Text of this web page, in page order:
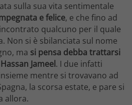
sulla sua vita sentimentale
e felice, e che fino ad
qualcuno per il quale
Non si è sbilanciata sul nome
ma si pensa debba trattarsi
Jameel. I due infatti
mentre si trovavano ad
la scorsa estate, e pare si
allora.